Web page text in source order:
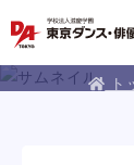
学科・専攻
ト